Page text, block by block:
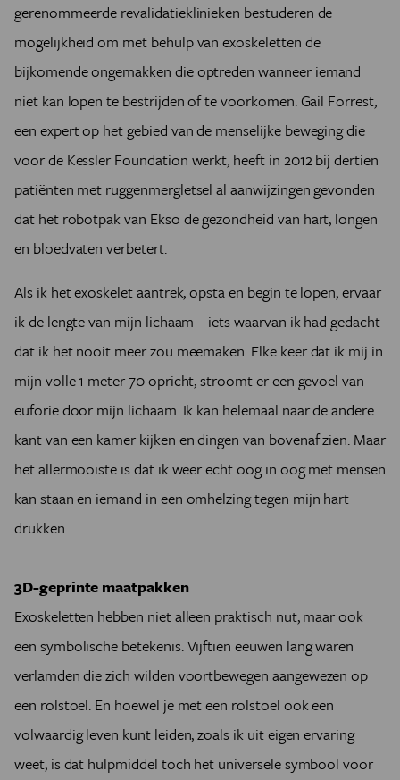
gerenommeerde revalidatieklinieken bestuderen de
mogelijkheid om met behulp van exoskeletten de
bijkomende ongemakken die optreden wanneer iemand
niet kan lopen te bestrijden of te voorkomen. Gail Forrest,
een expert op het gebied van de menselijke beweging die
voor de Kessler Foundation werkt, heeft in 2012 bij dertien
patiënten met ruggenmergletsel al aanwijzingen gevonden
dat het robotpak van Ekso de gezondheid van hart, longen
en bloedvaten verbetert.
Als ik het exoskelet aantrek, opsta en begin te lopen, ervaar
ik de lengte van mijn lichaam – iets waarvan ik had gedacht
dat ik het nooit meer zou meemaken. Elke keer dat ik mij in
mijn volle 1 meter 70 opricht, stroomt er een gevoel van
euforie door mijn lichaam. Ik kan helemaal naar de andere
kant van een kamer kijken en dingen van bovenaf zien. Maar
het allermooiste is dat ik weer echt oog in oog met mensen
kan staan en iemand in een omhelzing tegen mijn hart
drukken.
3D-geprinte maatpakken
Exoskeletten hebben niet alleen praktisch nut, maar ook
een symbolische betekenis. Vijftien eeuwen lang waren
verlamden die zich wilden voortbewegen aangewezen op
een rolstoel. En hoewel je met een rolstoel ook een
volwaardig leven kunt leiden, zoals ik uit eigen ervaring
weet, is dat hulpmiddel toch het universele symbool voor